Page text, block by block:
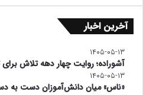
آخرین اخبار
۱۴۰۵-۰۵-۱۳
آشوراده؛ روایت چهار دهه تلاش
۱۴۰۵-۰۵-۱۳
«ناس» میان دانش‌آموزان دست